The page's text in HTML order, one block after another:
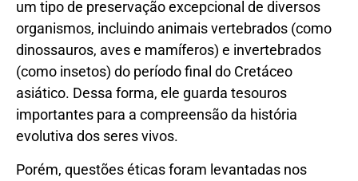
um tipo de preservação excepcional de diversos
organismos, incluindo animais vertebrados (como
dinossauros, aves e mamíferos) e invertebrados
(como insetos) do período final do Cretáceo
asiático. Dessa forma, ele guarda tesouros
importantes para a compreensão da história
evolutiva dos seres vivos.
Porém, questões éticas foram levantadas nos